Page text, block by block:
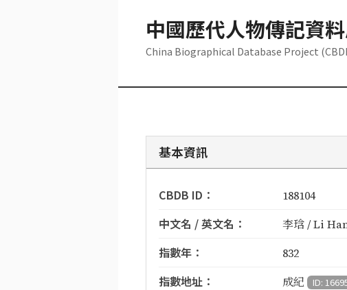
中國歷代人物傳記資
China Biographical Database Project
基本資訊
CBDB ID： 188104
中文名 / 英文名： 李琀 / Li
指數年： 832
指數地址： 成紀 ID: